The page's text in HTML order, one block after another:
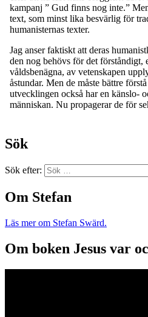
Sök
Sök efter:
Om Stefan
Läs mer om Stefan Swärd.
Om boken Jesus var